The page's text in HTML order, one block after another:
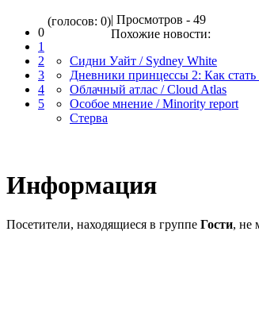
0
1
2
3
4
5
(голосов: 0)| Просмотров - 49
Похожие новости:
Сидни Уайт / Sydney White
Дневники принцессы 2: Как стать
Облачный атлас / Cloud Atlas
Особое мнение / Minority report
Стерва
Информация
Посетители, находящиеся в группе Гости, не